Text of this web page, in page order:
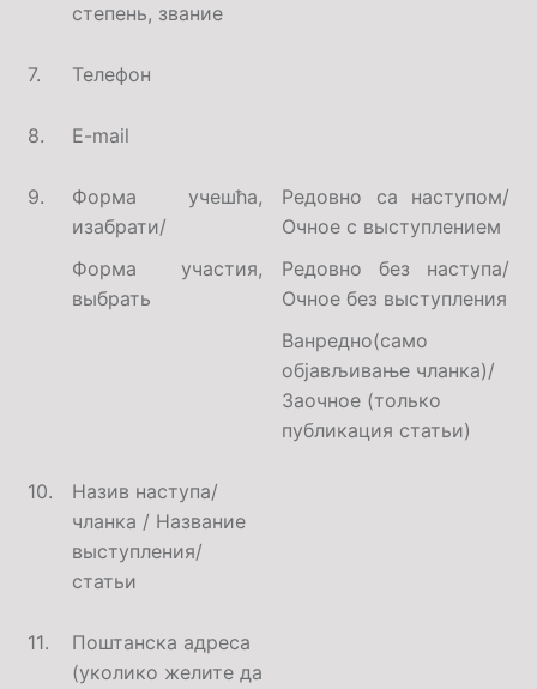
степень, звание
7. Телефон
8. E-mail
9.
Форма учешћа,
изабрати/
Форма участия,
выбрать
Редовно са наступом/
Очное с выступлением
Редовно без наступа/
Очное без выступления
Ванредно(само
објављивање чланка)/
Заочное (только
публикация статьи)
10. Назив наступа/
чланка / Название
выступления/
статьи
11.
Поштанска адреса
(уколико желите да